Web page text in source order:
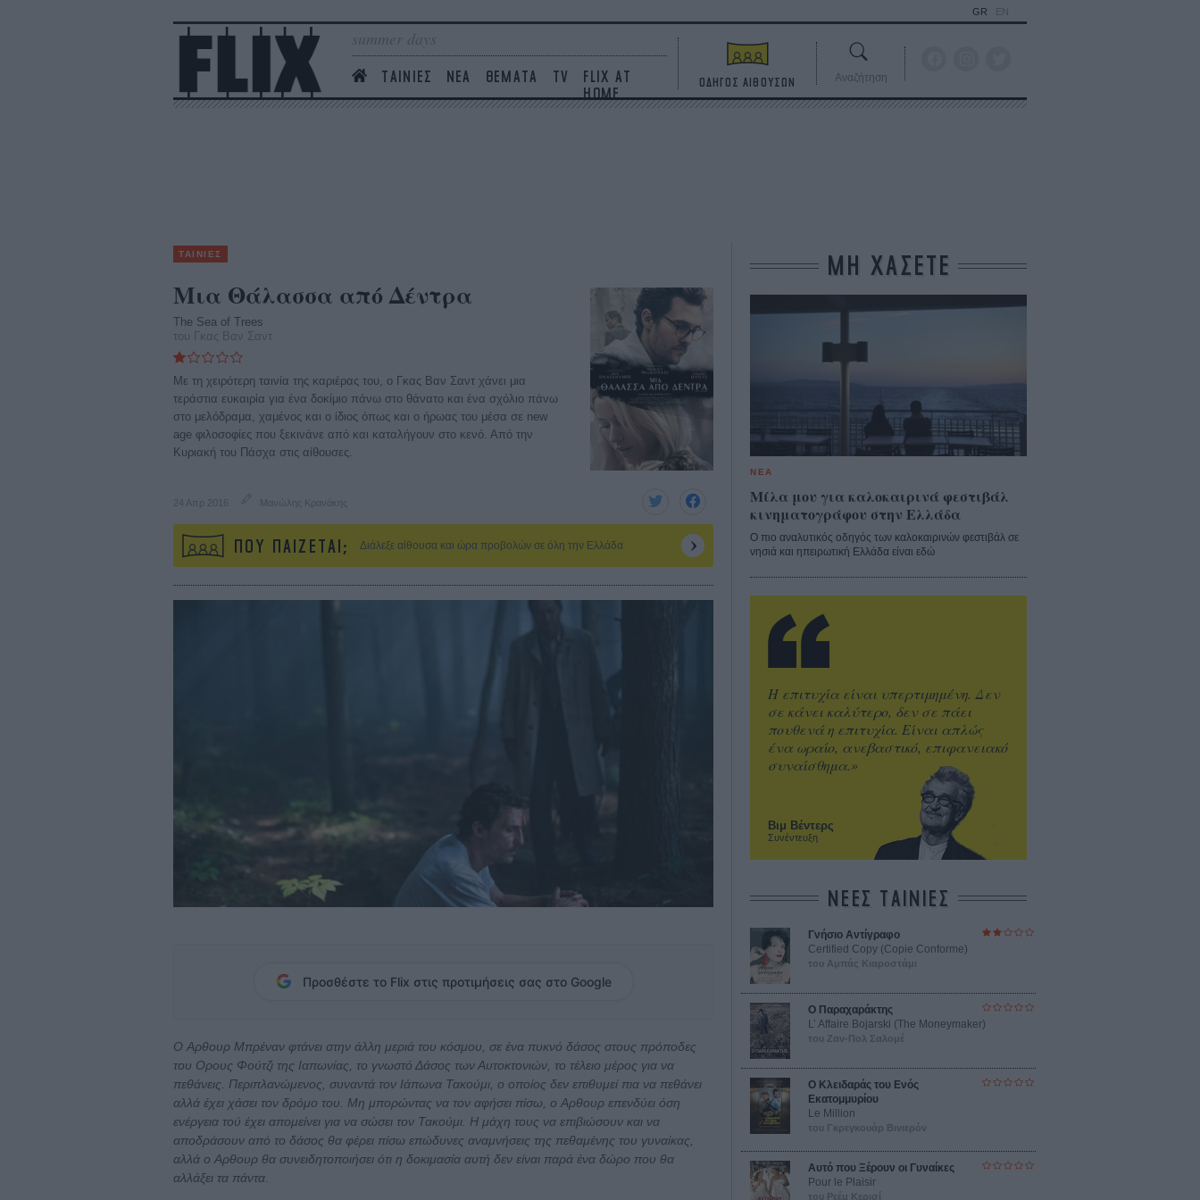
summer days
ΤΑΙΝΙΕΣ ΝΕΑ ΘΕΜΑΤΑ TV
FLIX AT
HOME
GR EN
ΟΔΗΓΟΣ ΑΙΘΟΥΣΩΝ Αναζήτηση
ΤΑΙΝΙΕΣ
Μια Θάλασσα από Δέντρα
The Sea of Trees
του Γκας Βαν Σαντ
Με τη χειρότερη ταινία της καριέρας του, ο Γκας Βαν Σαντ χάνει μια
τεράστια ευκαιρία για ένα δοκίμιο πάνω στο θάνατο και ένα σχόλιο πάνω
στο μελόδραμα, χαμένος και ο ίδιος όπως και ο ήρωας του μέσα σε new
age φιλοσοφίες που ξεκινάνε από και καταλήγουν στο κενό. Από την
Κυριακή του Πάσχα στις αίθουσες.
24 Απρ 2016 Μανώλης Κρανάκης
ΠΟΥ ΠΑΙΖΕΤΑΙ; Διάλεξε αίθουσα και ώρα προβολών σε όλη την Ελλάδα
Προσθέστε το Flix στις προτιμήσεις σας στο Google
Ο Aρθουρ Μπρέναν φτάνει στην άλλη μεριά του κόσμου, σε ένα πυκνό δάσος στους πρόποδες
του Oρους Φούτζι της Ιαπωνίας, το γνωστό Δάσος των Αυτοκτονιών, το τέλειο μέρος για να
πεθάνεις. Περιπλανώμενος, συναντά τον Ιάπωνα Τακούμι, ο οποίος δεν επιθυμεί πια να πεθάνει
αλλά έχει χάσει τον δρόμο του. Μη μπορώντας να τον αφήσει πίσω, ο Aρθουρ επενδύει όση
ενέργεια τού έχει απομείνει για να σώσει τον Τακούμι. Η μάχη τους να επιβιώσουν και να
αποδράσουν από το δάσος θα φέρει πίσω επώδυνες αναμνήσεις της πεθαμένης του γυναίκας,
αλλά ο Aρθουρ θα συνειδητοποιήσει ότι η δοκιμασία αυτή δεν είναι παρά ένα δώρο που θα
αλλάξει τα πάντα
ΜΗ ΧΑΣΕΤΕ
ΝΕΑ
Μίλα μου για καλοκαιρινά φεστιβάλ
κινηματογράφου στην Ελλάδα
Ο πιο αναλυτικός οδηγός των καλοκαιρινών φεστιβάλ σε
νησιά και ηπειρωτική Ελλάδα είναι εδώ
Βιμ Βέντερς
Συνέντευξη
Η επιτυχία είναι υπερτιμημένη. Δεν
σε κάνει καλύτερο, δεν σε πάει
πουθενά η επιτυχία. Είναι απλώς
ένα ωραίο, ανεβαστικό, επιφανειακό
συναίσθημα.»
ΝΕΕΣ ΤΑΙΝΙΕΣ
Γνήσιο Αντίγραφο
Certified Copy (Copie Conforme)
του Αμπάς Κιαροστάμι
Ο Παραχαράκτης
L’ Affaire Bojarski (The Moneymaker)
του Ζαν-Πολ Σαλομέ
Ο Κλειδαράς του Ενός
Εκατομμυρίου
Le Million
του Γκρεγκουάρ Βινιερόν
Αυτό που Ξέρουν οι Γυναίκες
Pour le Plaisir
του Ρεέμ Κερισί